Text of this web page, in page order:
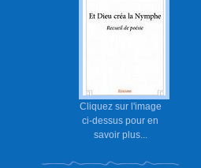
Cliquez sur l'image
ci-dessus pour en
savoir plus...